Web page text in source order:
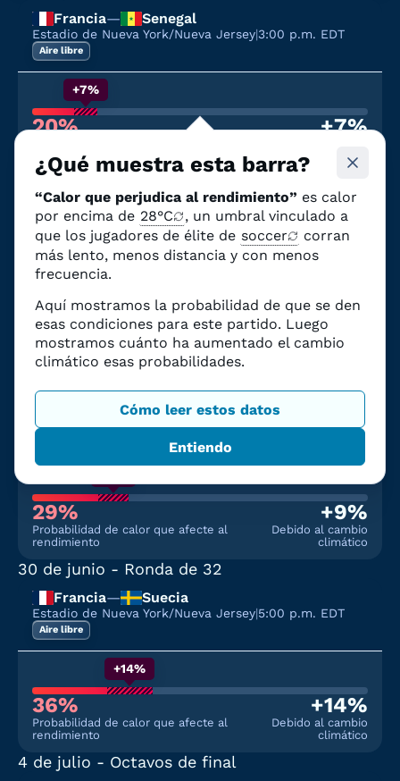
Francia— Senegal
Estadio de Nueva York/Nueva Jersey|3:00 p.m. EDT
Aire libre
+7%
20%
rendimiento
+7%
climático
Francia— Irak
Estadio de Filadelfia|5:00 p.m. EDT
Aire libre
43%
Probabilidad de calor que afecte al
rendimiento
+11%
Debido al cambio
climático
— Francia
Estadio de Boston 3:00 p.m. EDT
29%
Probabilidad de calor que afecte al
rendimiento
+9%
Debido al cambio
climático
30 de junio - Ronda de 32
Francia— Suecia
Estadio de Nueva York/Nueva Jersey|5:00 p.m. EDT
Aire libre
+14%
36%
Probabilidad de calor que afecte al
rendimiento
+14%
Debido al cambio
climático
4 de julio - Octavos de final
¿Qué muestra esta barra?
“Calor que perjudica al rendimiento” es calor
por encima de 28°C
, un umbral vinculado a
que los jugadores de élite de soccer
corran
más lento, menos distancia y con menos
frecuencia.
Aquí mostramos la probabilidad de que se den
esas condiciones para este partido. Luego
mostramos cuánto ha aumentado el cambio
climático esas probabilidades.
Entiendo
Cómo leer estos datos